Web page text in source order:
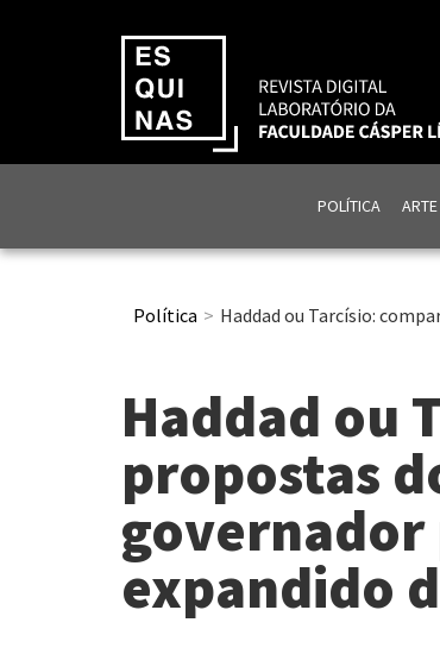
POLÍTICA
Política Haddad ou Tarcísio:
Haddad ou
propostas
governador
expandido